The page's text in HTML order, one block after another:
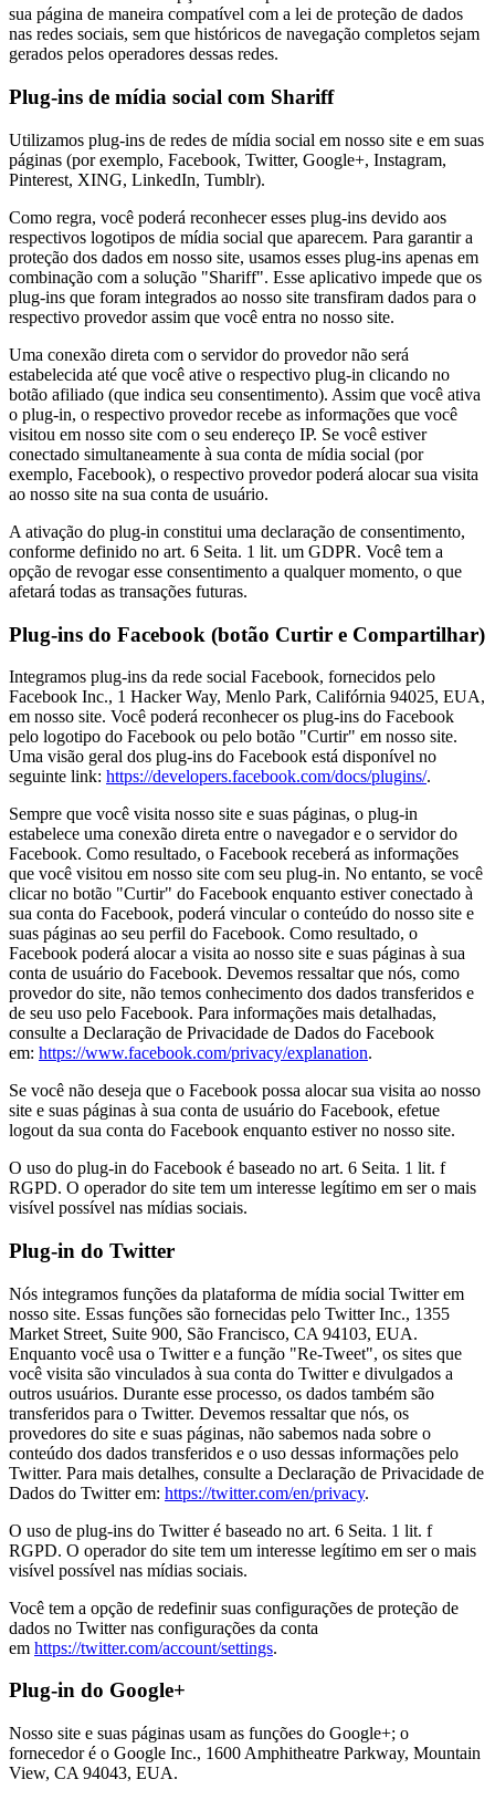
sua página de maneira compatível com a lei de proteção de dados
nas redes sociais, sem que históricos de navegação completos sejam
gerados pelos operadores dessas redes.
Plug-ins de mídia social com Shariff
Utilizamos plug-ins de redes de mídia social em nosso site e em suas
páginas (por exemplo, Facebook, Twitter, Google+, Instagram,
Pinterest, XING, LinkedIn, Tumblr).
Como regra, você poderá reconhecer esses plug-ins devido aos
respectivos logotipos de mídia social que aparecem. Para garantir a
proteção dos dados em nosso site, usamos esses plug-ins apenas em
combinação com a solução "Shariff". Esse aplicativo impede que os
plug-ins que foram integrados ao nosso site transfiram dados para o
respectivo provedor assim que você entra no nosso site.
Uma conexão direta com o servidor do provedor não será
estabelecida até que você ative o respectivo plug-in clicando no
botão afiliado (que indica seu consentimento). Assim que você ativa
o plug-in, o respectivo provedor recebe as informações que você
visitou em nosso site com o seu endereço IP. Se você estiver
conectado simultaneamente à sua conta de mídia social (por
exemplo, Facebook), o respectivo provedor poderá alocar sua visita
ao nosso site na sua conta de usuário.
A ativação do plug-in constitui uma declaração de consentimento,
conforme definido no art. 6 Seita. 1 lit. um GDPR. Você tem a
opção de revogar esse consentimento a qualquer momento, o que
afetará todas as transações futuras.
Plug-ins do Facebook (botão Curtir e Compartilhar)
Integramos plug-ins da rede social Facebook, fornecidos pelo
Facebook Inc., 1 Hacker Way, Menlo Park, Califórnia 94025, EUA,
em nosso site. Você poderá reconhecer os plug-ins do Facebook
pelo logotipo do Facebook ou pelo botão "Curtir" em nosso site.
Uma visão geral dos plug-ins do Facebook está disponível no
seguinte link: https://developers.facebook.com/docs/plugins/.
Sempre que você visita nosso site e suas páginas, o plug-in
estabelece uma conexão direta entre o navegador e o servidor do
Facebook. Como resultado, o Facebook receberá as informações
que você visitou em nosso site com seu plug-in. No entanto, se você
clicar no botão "Curtir" do Facebook enquanto estiver conectado à
sua conta do Facebook, poderá vincular o conteúdo do nosso site e
suas páginas ao seu perfil do Facebook. Como resultado, o
Facebook poderá alocar a visita ao nosso site e suas páginas à sua
conta de usuário do Facebook. Devemos ressaltar que nós, como
provedor do site, não temos conhecimento dos dados transferidos e
de seu uso pelo Facebook. Para informações mais detalhadas,
consulte a Declaração de Privacidade de Dados do Facebook
em: https://www.facebook.com/privacy/explanation.
Se você não deseja que o Facebook possa alocar sua visita ao nosso
site e suas páginas à sua conta de usuário do Facebook, efetue
logout da sua conta do Facebook enquanto estiver no nosso site.
O uso do plug-in do Facebook é baseado no art. 6 Seita. 1 lit. f
RGPD. O operador do site tem um interesse legítimo em ser o mais
visível possível nas mídias sociais.
Plug-in do Twitter
Nós integramos funções da plataforma de mídia social Twitter em
nosso site. Essas funções são fornecidas pelo Twitter Inc., 1355
Market Street, Suite 900, São Francisco, CA 94103, EUA.
Enquanto você usa o Twitter e a função "Re-Tweet", os sites que
você visita são vinculados à sua conta do Twitter e divulgados a
outros usuários. Durante esse processo, os dados também são
transferidos para o Twitter. Devemos ressaltar que nós, os
provedores do site e suas páginas, não sabemos nada sobre o
conteúdo dos dados transferidos e o uso dessas informações pelo
Twitter. Para mais detalhes, consulte a Declaração de Privacidade de
Dados do Twitter em: https://twitter.com/en/privacy.
O uso de plug-ins do Twitter é baseado no art. 6 Seita. 1 lit. f
RGPD. O operador do site tem um interesse legítimo em ser o mais
visível possível nas mídias sociais.
Você tem a opção de redefinir suas configurações de proteção de
dados no Twitter nas configurações da conta
em https://twitter.com/account/settings.
Plug-in do Google+
Nosso site e suas páginas usam as funções do Google+; o
fornecedor é o Google Inc., 1600 Amphitheatre Parkway, Mountain
View, CA 94043, EUA.